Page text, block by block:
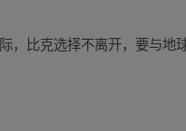
，比克选择不离开，要与地